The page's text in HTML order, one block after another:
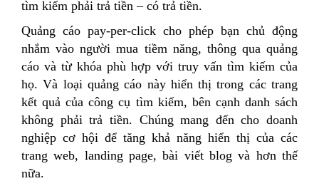
tìm kiếm phải trả tiền – có trả tiền.
Quảng cáo pay-per-click cho phép bạn chủ động
nhắm vào người mua tiềm năng, thông qua quảng
cáo và từ khóa phù hợp với truy vấn tìm kiếm của
họ. Và loại quảng cáo này hiển thị trong các trang
kết quả của công cụ tìm kiếm, bên cạnh danh sách
không phải trả tiền. Chúng mang đến cho doanh
nghiệp cơ hội để tăng khả năng hiển thị của các
trang web, landing page, bài viết blog và hơn thế
nữa.